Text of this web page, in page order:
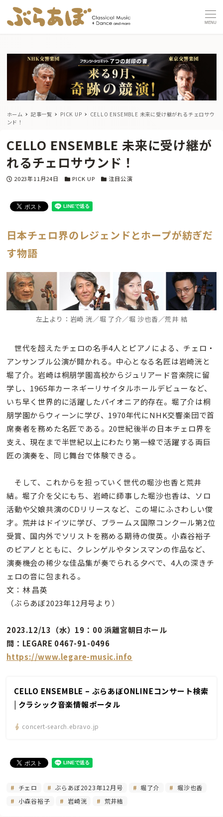
MENU
ホーム 記事一覧 PICK UP
CELLO ENSEMBLE 未来に受け継がれるチェロサウ
ンド！
CELLO ENSEMBLE 未来に受け継が
れるチェロサウンド！
投稿日
2023年11月24日 カテゴリー
PICK UP カテゴリー
注目公演
日本チェロ界のレジェンドとホープが紡ぎだ
す物語
左上より：岩崎 洸／堀 了介／堀 沙也香／荒井 結
世代を超えたチェロの名手4人とピアノによる、チェロ・
アンサンブル公演が開かれる。中心となる名匠は岩崎洸と
堀了介。岩崎は桐朋学園高校からジュリアード音楽院に留
学し、1965年カーネギーリサイタルホールデビューなど、
いち早く世界的に活躍したパイオニア的存在。堀了介は桐
朋学園からウィーンに学び、1970年代にNHK交響楽団で首
席奏者を務めた名匠である。20世紀後半の日本チェロ界を
支え、現在まで半世紀以上にわたり第一線で活躍する両巨
匠の演奏を、同じ舞台で体験できる。
そして、これからを担っていく世代の堀沙也香と荒井
結。堀了介を父にもち、岩崎に師事した堀沙也香は、ソロ
活動や父娘共演のCDリリースなど、この場にふさわしい俊
才。荒井はドイツに学び、ブラームス国際コンクール第2位
受賞、国内外でソリストを務める期待の俊英。小森谷裕子
のピアノとともに、クレンゲルやタンスマンの作品など、
演奏機会の稀少な佳品集が奏でられる夕べで、4人の深きチ
ェロの音に包まれる。
文：林 昌英
（ぶらあぼ2023年12月号より）
2023.12/13（水）19：00 浜離宮朝日ホール
問：LEGARE 0467-91-0496
https://www.legare-music.info
CELLO ENSEMBLE – ぶらあぼONLINEコンサート検索
| クラシック音楽情報ポータル
concert-search.ebravo.jp
チェロ ぶらあぼ2023年12月号 堀了介
堀沙也香
小森谷裕子
岩崎洸 荒井結